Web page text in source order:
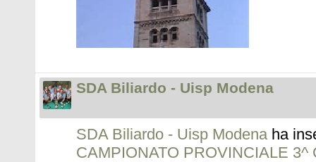
SDA Biliardo - Uisp Modena
SDA Biliardo - Uisp Modenaha
CAMPIONATO PROVINCIALE 3^